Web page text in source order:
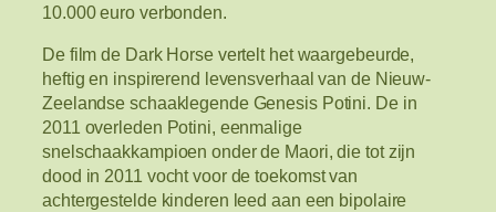
10.000 euro verbonden.
De film de Dark Horse vertelt het waargebeurde,
heftig en inspirerend levensverhaal van de Nieuw-
Zeelandse schaaklegende Genesis Potini. De in
2011 overleden Potini, eenmalige
snelschaakkampioen onder de Maori, die tot zijn
dood in 2011 vocht voor de toekomst van
achtergestelde kinderen leed aan een bipolaire